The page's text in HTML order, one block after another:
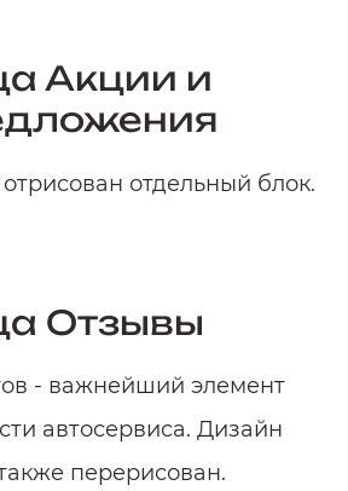
Акции и
отдельный блок.
Отзывы
- важнейший элемент
автосервиса. Дизайн
перерисован.